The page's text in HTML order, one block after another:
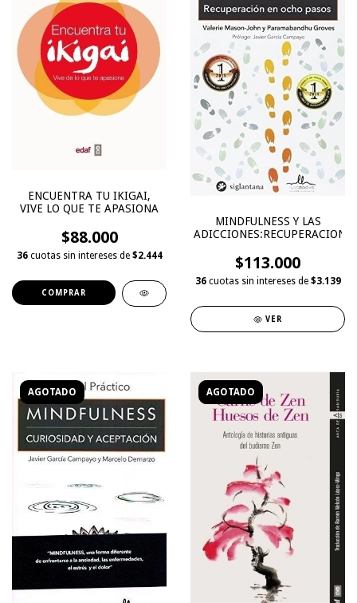
ENCUENTRA TU IKIGAI,
VIVE LO QUE TE APASIONA
$88.000
36 cuotas sin intereses de $2.444
MINDFULNESS Y LAS
ADICCIONES:RECUPERACION...
$113.000
36 cuotas sin intereses de $3.139
VER
AGOTADO AGOTADO